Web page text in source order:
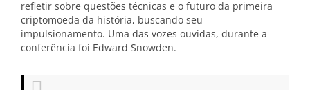
refletir sobre questões técnicas e o futuro da primeira
criptomoeda da história, buscando seu
impulsionamento. Uma das vozes ouvidas, durante a
conferência foi Edward Snowden.